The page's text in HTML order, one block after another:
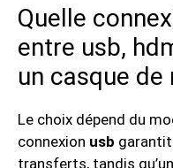
Quelle
entre usb,
un casque
Le choix dépend du
connexion usb
transferts, tandis